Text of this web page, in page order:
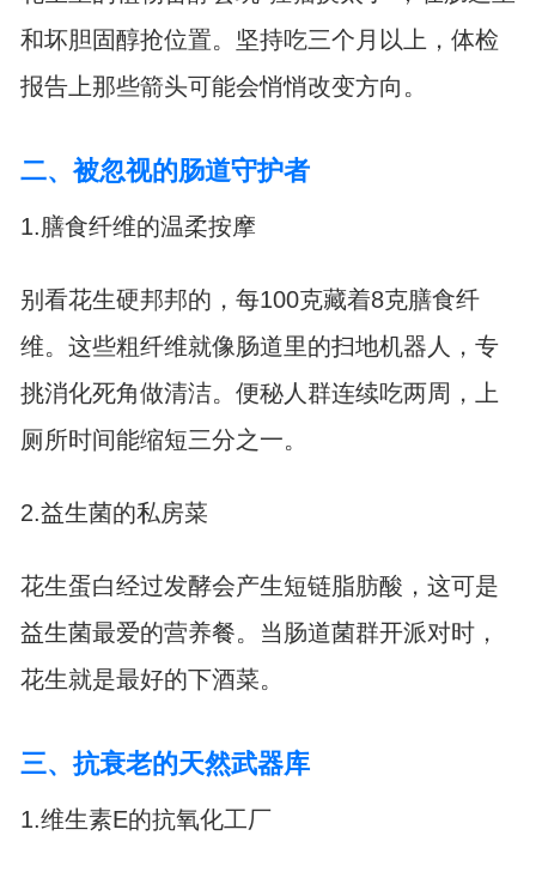
和坏胆固醇抢位置。坚持吃三个月以上，体检
报告上那些箭头可能会悄悄改变方向。
二、被忽视的肠道守护者
1.膳食纤维的温柔按摩
别看花生硬邦邦的，每100克藏着8克膳食纤
维。这些粗纤维就像肠道里的扫地机器人，专
挑消化死角做清洁。便秘人群连续吃两周，上
厕所时间能缩短三分之一。
2.益生菌的私房菜
花生蛋白经过发酵会产生短链脂肪酸，这可是
益生菌最爱的营养餐。当肠道菌群开派对时，
花生就是最好的下酒菜。
三、抗衰老的天然武器库
1.维生素E的抗氧化工厂